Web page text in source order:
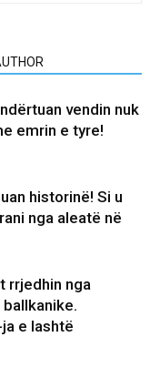
vendin nuk
emrin e tyre!
historinë! Si u
nga aleatë në
rrjedhin nga
e lashtë